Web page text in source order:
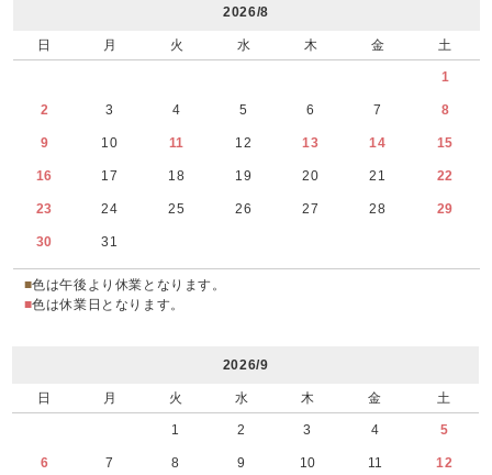
2026/8
日 月 火 水 木 金 土
1
2 3 4 5 6 7 8
9 10 11 12 13 14 15
16 17 18 19 20 21 22
23 24 25 26 27 28 29
30 31
■色は午後より休業となります。
■色は休業日となります。
2026/9
日 月 火 水 木 金 土
1 2 3 4 5
6 7 8 9 10 11 12